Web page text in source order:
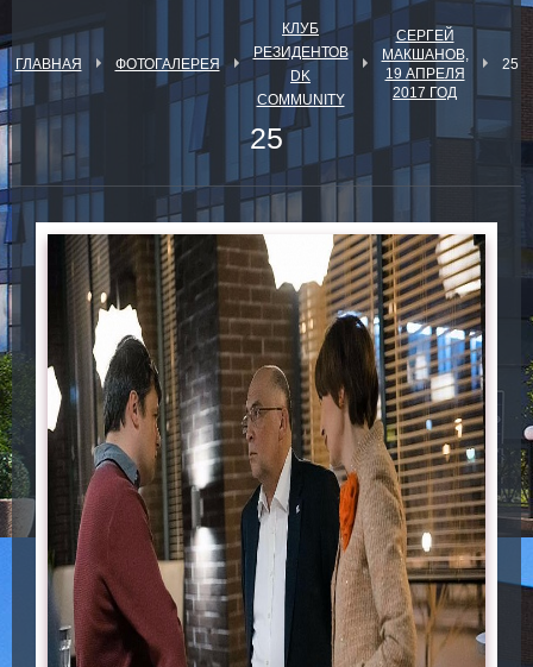
ГЛАВНАЯ ФОТОГАЛЕРЕЯ
КЛУБ
РЕЗИДЕНТОВ
DK
COMMUNITY
СЕРГЕЙ
МАКШАНОВ,
19 АПРЕЛЯ
2017 ГОД
25
25